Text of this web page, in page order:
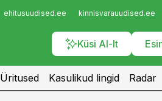
ehitusuudised.ee kinnisvarauudised.ee
Küsi AI-lt
Üritused Kasulikud lingid Radar